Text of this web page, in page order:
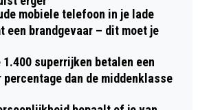
mobiele telefoon in je lade
een brandgevaar – dit moet je
1.400 superrijken betalen een
percentage dan de middenklasse